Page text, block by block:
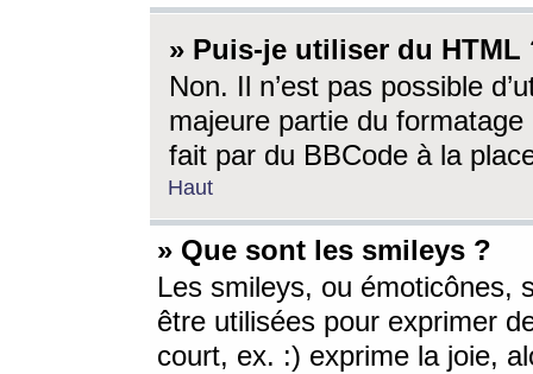
» Puis-je utiliser du HTML
Non. Il n’est pas possible
majeure partie du
fait par du BBCode à la
Haut
» Que sont les smileys ?
Les smileys, ou émoticônes,
être utilisées pour exprimer
court, ex. :) exprime la joie,